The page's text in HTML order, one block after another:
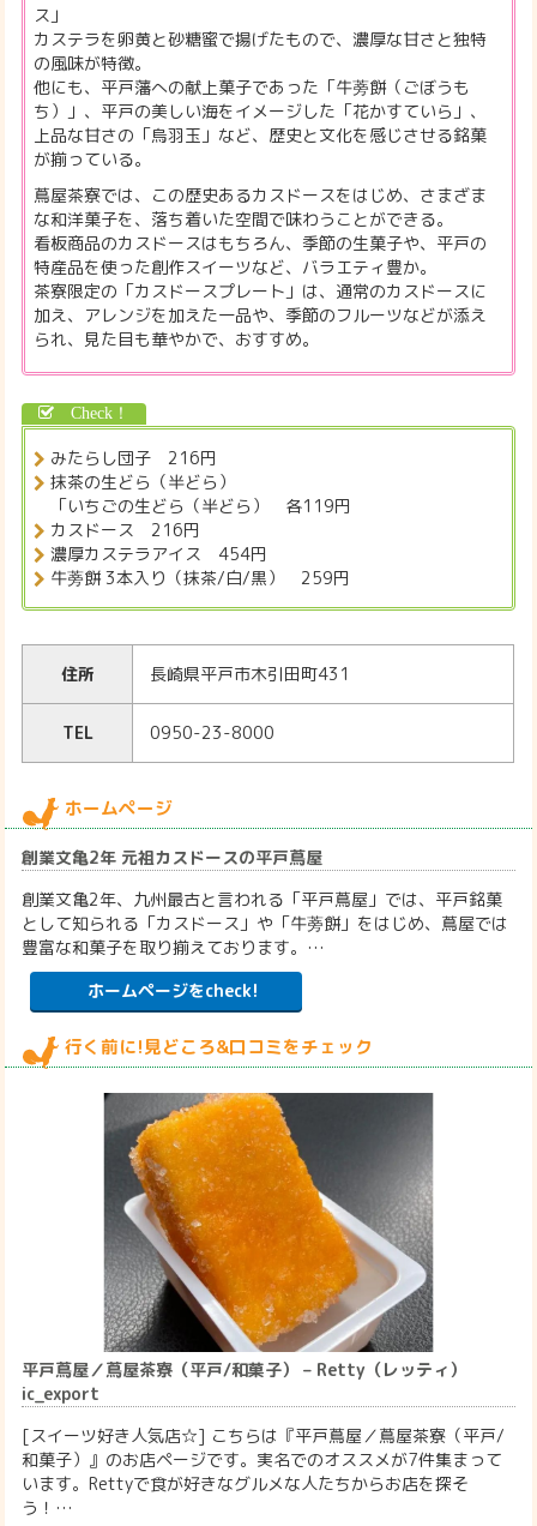
ス」
カステラを卵黄と砂糖蜜で揚げたもので、濃厚な甘さと独特
の風味が特徴。
他にも、平戸藩への献上菓子であった「牛蒡餅（ごぼうも
ち）」、平戸の美しい海をイメージした「花かすていら」、
上品な甘さの「烏羽玉」など、歴史と文化を感じさせる銘菓
が揃っている。
蔦屋茶寮では、この歴史あるカスドースをはじめ、さまざま
な和洋菓子を、落ち着いた空間で味わうことができる。
看板商品のカスドースはもちろん、季節の生菓子や、平戸の
特産品を使った創作スイーツなど、バラエティ豊か。
茶寮限定の「カスドースプレート」は、通常のカスドースに
加え、アレンジを加えた一品や、季節のフルーツなどが添え
られ、見た目も華やかで、おすすめ。
みたらし団子 216円
抹茶の生どら（半どら）
「いちごの生どら（半どら） 各119円
カスドース 216円
濃厚カステラアイス 454円
牛蒡餅 3本入り（抹茶/白/黒） 259円
住所 長崎県平戸市木引田町431
TEL 0950-23-8000
ホームページ
創業文亀2年 元祖カスドースの平戸蔦屋
創業文亀2年、九州最古と言われる「平戸蔦屋」では、平戸銘菓
として知られる「カスドース」や「牛蒡餅」をはじめ、蔦屋では
豊富な和菓子を取り揃えております。…
ホームページをcheck!
行く前に!見どころ&口コミをチェック
平戸蔦屋／蔦屋茶寮（平戸/和菓子） – Retty（レッティ）
ic_export
[スイーツ好き人気店☆] こちらは『平戸蔦屋／蔦屋茶寮（平戸/
和菓子）』のお店ページです。実名でのオススメが7件集まって
います。Rettyで食が好きなグルメな人たちからお店を探そ
う！…